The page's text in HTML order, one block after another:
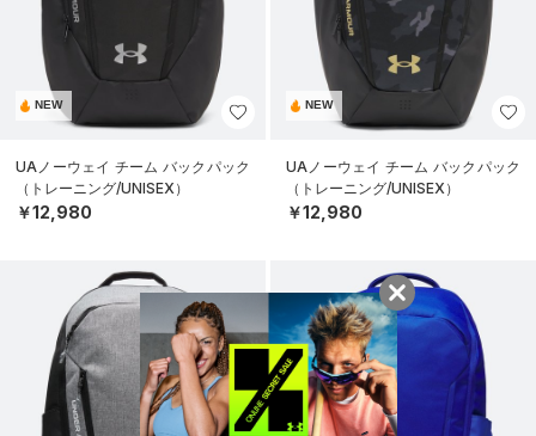
NEW
UAノーウェイ チーム バックパック
（トレーニング/UNISEX）
￥12,980
NEW
UAノーウェイ チーム バックパック
（トレーニング/UNISEX）
￥12,980